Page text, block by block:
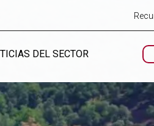
DEL SECTOR